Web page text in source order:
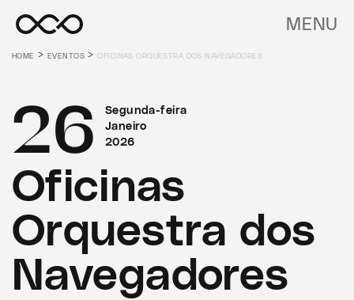
MENU
HOME >EVENTOS >OFICINAS ORQUESTRA DOS NAVEGADORES
Segunda-feira
Janeiro
2026
26
Oficinas
Orquestra dos
Navegadores